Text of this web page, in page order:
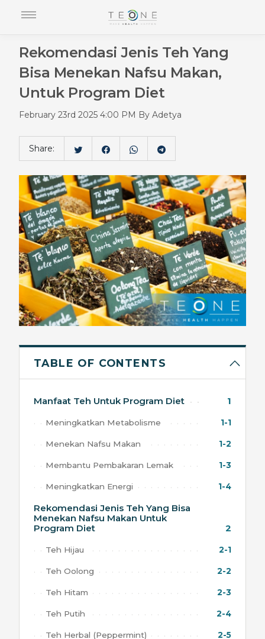
Rekomendasi Jenis Teh Yang
Bisa Menekan Nafsu Makan,
Untuk Program Diet
February 23rd 2025 4:00 PM By Adetya
Share:
TABLE OF CONTENTS
Manfaat Teh Untuk Program Diet 1
Meningkatkan Metabolisme 1-1
Menekan Nafsu Makan 1-2
Membantu Pembakaran Lemak 1-3
Meningkatkan Energi 1-4
Rekomendasi Jenis Teh Yang Bisa
Menekan Nafsu Makan Untuk
Program Diet
2
Teh Hijau 2-1
Teh Oolong 2-2
Teh Hitam 2-3
Teh Putih 2-4
Teh Herbal (Peppermint) 2-5